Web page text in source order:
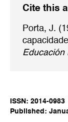
Cite this
Porta, J.
Educación
ISSN: 2014-0983
Published: